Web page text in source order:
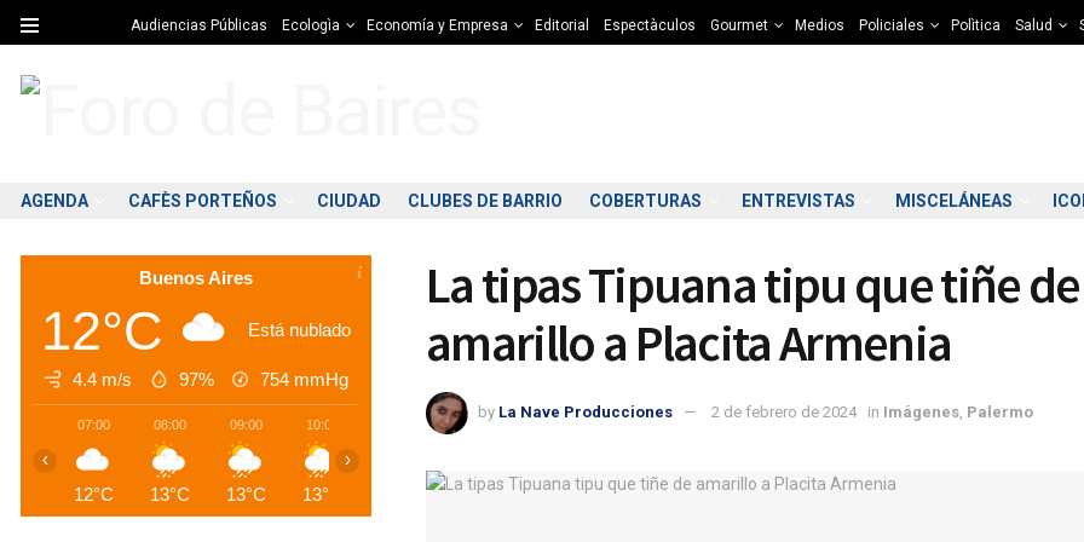
Audiencias Públicas Ecologìa Economía y Empresa Editorial Espectàculos Gourmet Medios Policiales Polìtica Salud
AGENDA CAFÈS PORTEÑOS CIUDAD CLUBES DE BARRIO COBERTURAS ENTREVISTAS MISCELÁNEAS
La tipas Tipuana tipu que tiñe de
amarillo a Placita Armenia
by La Nave Producciones 2 de febrero de 2024 in Imágenes Palermo
Buenos Aires
12°C Está nublado
4.4 m/s 97% 754 mmHg
07:00
12°C
08:00
13°C
09:00
13°C
10:00
13°C
12:00
13°C 14°C 13°C 13°C 14°C 13°C
18:00
‹ ›